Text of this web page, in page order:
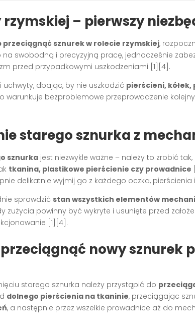
– pierwszy
przeciągnąć sznurek w rolecie rzymskiej,
na swobodną i precyzyjną pracę, jednocześnie
przed przypadkowymi uszkodzeniami [1][4] .
dbając, by nie uszkodzić pierścieni,
warunkuje bezproblemowe przeprowadzenie
starego sznurka z
sznurka jest niezwykle ważne – należy to zrobić
tkanina, plastikowe pierścienie czy prowadnice
delikatnie wyjmij go z każdego oczka, pierścienia
sprawdzić stan wszystkich elementów
zużycia powinny być wykryte i usunięte przed
[1][4] .
nowy sznurek
starego sznurka należy przystąpić do
dolnego pierścienia na tkaninie, przeciągając
, a następnie przez wszelkie prowadnice aż do